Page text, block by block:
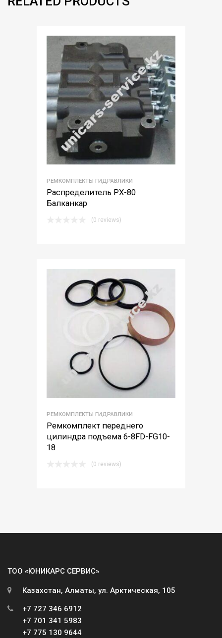
РЕМКОМПЛЕКТЫ ГИДРАВЛИКИ
Распределитель РХ-80
Балканкар
(0 reviews)
РЕМКОМПЛЕКТЫ ГИДРАВЛИКИ
Ремкомплект переднего
цилиндра подъема 6-8FD-FG10-
18
(0 reviews)
ТОО «ЮНИКАРС СЕРВИС»
Казахстан, Алматы, ул. Арктическая, 105
+7 727 346 6912
+7 701 341 5983
+7 775 130 9644